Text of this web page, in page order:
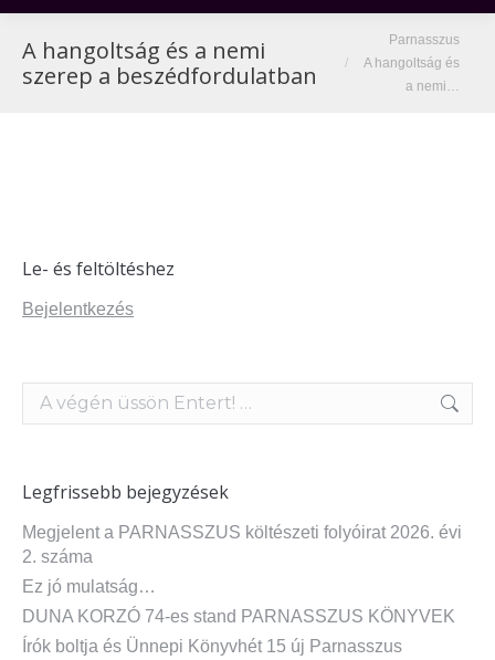
A hangoltság és a nemi
szerep a beszédfordulatban
You are here:
Parnasszus
A hangoltság és
a nemi…
Le- és feltöltéshez
Bejelentkezés
Search:
Legfrissebb bejegyzések
Megjelent a PARNASSZUS költészeti folyóirat 2026. évi
2. száma
Ez jó mulatság…
DUNA KORZÓ 74-es stand PARNASSZUS KÖNYVEK
Írók boltja és Ünnepi Könyvhét 15 új Parnasszus